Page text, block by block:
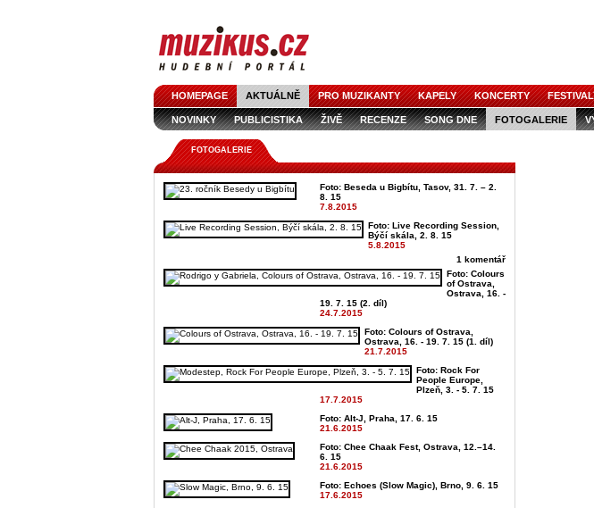
HOMEPAGE AKTUÁLNĚ PRO MUZIKANTY KAPELY KONCERTY
NOVINKY PUBLICISTIKA ŽIVĚ RECENZE SONG DNE FOTOGALERIE
FOTOGALERIE
Foto: Beseda u Bigbítu, Tasov, 31. 7. – 2.
8. 15
7.8.2015
Foto: Live Recording Session,
Býčí skála, 2. 8. 15
5.8.2015
1 komentář
Foto: Colours
of Ostrava,
Ostrava, 16. -
19. 7. 15 (2. díl)
24.7.2015
Foto: Colours of Ostrava,
Ostrava, 16. - 19. 7. 15 (1. díl)
21.7.2015
Foto: Rock For
People Europe,
Plzeň, 3. - 5. 7. 15
17.7.2015
Foto: Alt-J, Praha, 17. 6. 15
21.6.2015
Foto: Chee Chaak Fest, Ostrava, 12.–14.
6. 15
21.6.2015
Foto: Echoes (Slow Magic), Brno, 9. 6. 15
17.6.2015